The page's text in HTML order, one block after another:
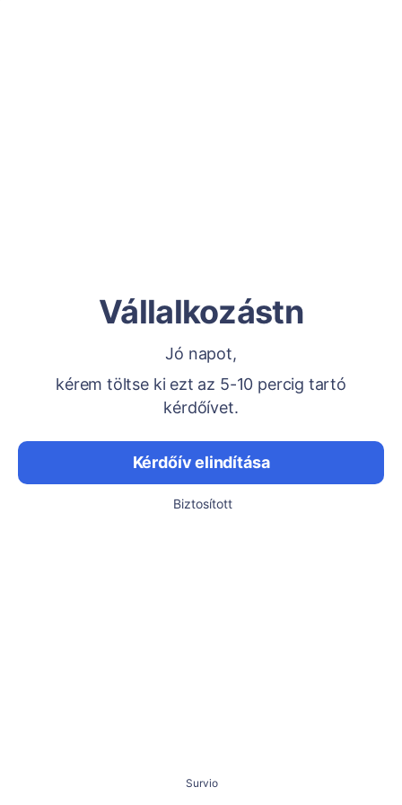
Vállalkozástn
Jó napot,
kérem töltse ki ezt az 5-10 percig tartó
kérdőívet.
Kérdőív elindítása
Biztosított
Survio